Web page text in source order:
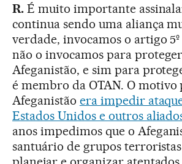
R. É muito importante
continua sendo uma aliança
verdade, invocamos o artigo 5º
não o invocamos para
Afeganistão, e sim para
é membro da OTAN. O motivo
Afeganistão era impedir
Estados Unidos e outros
anos impedimos que o
santuário de grupos